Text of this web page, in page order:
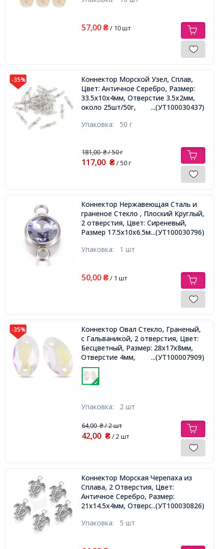
57,00 ₴/ 10 шт
-35%
Коннектор Морской Узел, Сплав,
Цвет: Античное Серебро, Размер:
33.5х10x4мм, Отверстие 3.5х2мм,
около 25шт/50г,
...(УТ100030437)
Упаковка: 50 г
181,00₴/ 50 г
117,00 ₴/ 50 г
Коннектор Нержавеющая Сталь и
граненое Стекло , Плоский Круглый,
2 отверстия, Цвет: Сиреневый,
Размер 17.5х10х6.5мм, Отверстие
...(УТ100030796)
Упаковка: 1 шт
50,00 ₴/ 1 шт
-35%
Коннектор Овал Стекло, Граненый,
с Гальваникой, 2 отверстия, Цвет:
Бесцветный, Размер: 28x17x8мм,
Отверстие 4мм,
...(УТ100007909)
Упаковка: 2 шт
64,00₴/ 2 шт
42,00 ₴/ 2 шт
Коннектор Морская Черепаха из
Сплава, 2 Отверстия, Цвет:
Античное Серебро, Размер:
21x14.5x4мм, Отверстие 2мм,
...(УТ100030826)
Упаковка: 5 шт